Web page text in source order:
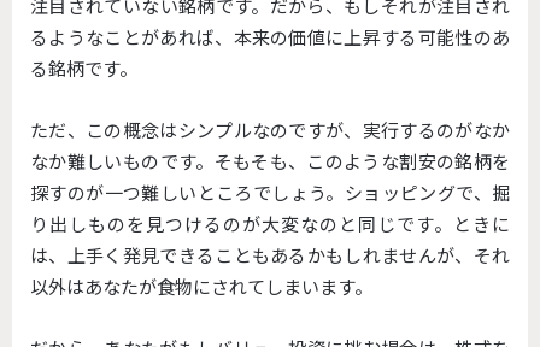
注目されていない銘柄です。だから、もしそれが注目され
るようなことがあれば、本来の価値に上昇する可能性のあ
る銘柄です。
ただ、この概念はシンプルなのですが、実行するのがなか
なか難しいものです。そもそも、このような割安の銘柄を
探すのが一つ難しいところでしょう。ショッピングで、掘
り出しものを見つけるのが大変なのと同じです。ときに
は、上手く発見できることもあるかもしれませんが、それ
以外はあなたが食物にされてしまいます。